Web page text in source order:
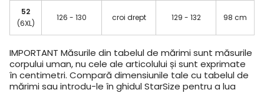
52
(6XL)
126 - 130 croi drept 129 - 132 98 cm
IMPORTANT Măsurile din tabelul de mărimi sunt măsurile
corpului uman, nu cele ale articolului și sunt exprimate
în centimetri. Compară dimensiunile tale cu tabelul de
mărimi sau introdu-le în ghidul StarSize pentru a lua